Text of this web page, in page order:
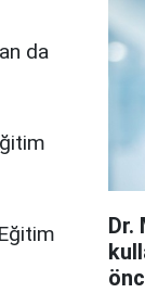
da